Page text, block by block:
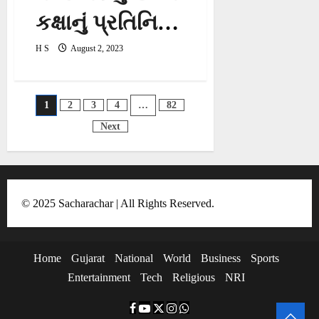
કક્ષાનું પ્રતિનિધિ
મંડળ વિદ્યા
મુલાકાતે
H S August 2, 2023
Posts
pagination
1 2 3 4 …
82
Next
© 2025 Sacharachar | All Rights Reserved.
Home Gujarat National World Business
Sports
Entertainment
Tech Religious NRI
F Y T I W